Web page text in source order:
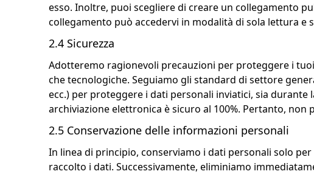
esso. Inoltre, puoi scegliere di creare un collegamento
collegamento può accedervi in ​​modalità di sola lettura e
2.4 Sicurezza
Adotteremo ragionevoli precauzioni per proteggere i
che tecnologiche. Seguiamo gli standard di settore
ecc.) per proteggere i dati personali inviatici, sia
archiviazione elettronica è sicuro al 100%. Pertanto,
2.5 Conservazione delle informazioni personali
In linea di principio, conserviamo i dati personali solo
raccolto i dati. Successivamente, eliminiamo